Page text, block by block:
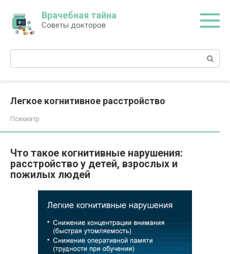
контенту
Врачебная тайна
Советы докторов
Поиск:
Легкое когнитивное расстройство
Психиатр
Что такое когнитивные нарушения:
расстройство у детей, взрослых и
пожилых людей